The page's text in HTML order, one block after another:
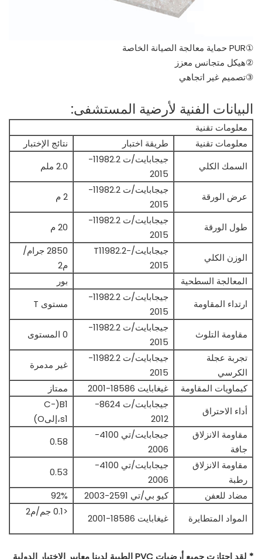
①PUR حماية معالجة الصيانة الخاصة
②هيكل متجانس معزز
③تصميم غير اتجاهي
البيانات الفنية لأرضية المستشفى:
معلومات تقنية
معلومات تقنية
طريقة اختبار
نتائج الإختبار
السمك الكلي
جيجابايت/ت 11982.2-
2015
2.0 ملم
عرض الورقة
جيجابايت/ت 11982.2-
2015
2 م
طول الورقة
جيجابايت/ت 11982.2-
2015
20 م
الوزن الكلي
جيجابايت/T11982.2-
2015
2850 جرام/
م2
المعالجة السطحية
بور
ارتداء المقاومة
جيجابايت/ت 11982.2-
2015
مستوى T
مقاومة التلوث
جيجابايت/ت 11982.2-
2015
0 المستوى
تجربة عجلة
الكرسي
جيجابايت/ت 11982.2-
2015
غير مدمرة
كيماويات المقاومة
غيغابايت 18586-2001
ممتاز
أداء الاحتراق
جيجابايت/ت 8624-
2012
B1(C-
s1،إلىO)
مقاومة الانزلاق
جافة
جيجابايت/تي 4100-
2006
0.58
مقاومة الانزلاق
رطبة
جيجابايت/تي 4100-
2006
0.53
مضاد للعفن
كيو بي/تي 2591-2003
92%
المواد المتطايرة
غيغابايت 18586-2001
<0.1 جم/م2
* لقد اجتازت جميع أرضيات PVC الطبية لدينا معايير الاختبار الدولية